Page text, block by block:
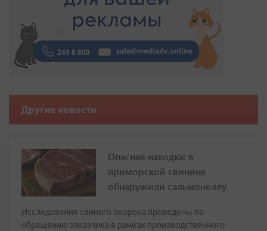
Другие новости
Опасная находка: в
приморской свинине
обнаружили сальмонеллу
Исследования свиного окорока проведены по
обращению заказчика в рамках производственного